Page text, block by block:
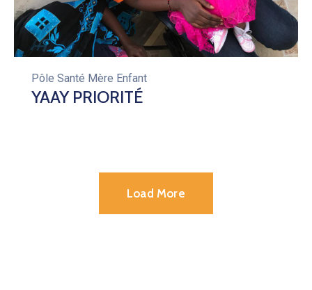
Pôle Santé Mère Enfant
YAAY PRIORITÉ
Load More